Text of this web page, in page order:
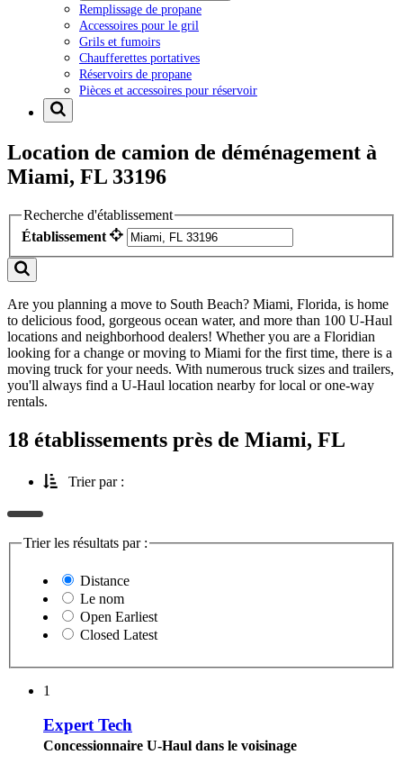
Remplissage de propane
Accessoires pour le gril
Grils et fumoirs
Chaufferettes portatives
Réservoirs de propane
Pièces et accessoires pour réservoir
Location de camion de déménagement à
Miami, FL 33196
Recherche d'établissement
Établissement
Are you planning a move to South Beach? Miami, Florida, is home
to delicious food, gorgeous ocean water, and more than 100 U-Haul
locations and neighborhood dealers! Whether you are a Floridian
looking for a change or moving to Miami for the first time, there is a
moving truck for your needs. With numerous truck sizes and trailers,
you'll always find a U-Haul location nearby for local or one-way
rentals.
18 établissements près de Miami, FL
Trier par :
Trier les résultats par :
Distance
Le nom
Open Earliest
Closed Latest
1
Expert Tech
Concessionnaire U-Haul dans le voisinage